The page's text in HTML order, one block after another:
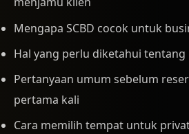
Mengapa SCBD cocok untuk
Hal yang perlu diketahui tentang
Pertanyaan umum sebelum
pertama kali
Cara memilih tempat untuk